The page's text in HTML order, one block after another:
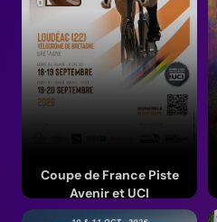
Coupe de France Piste
Avenir et UCI
Du 18 au 20 septembre 2026